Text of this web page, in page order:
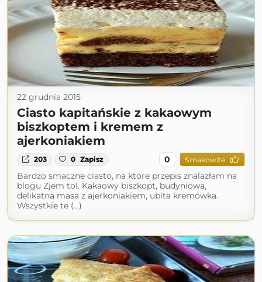
22 grudnia 2015
Ciasto kapitańskie z kakaowym
biszkoptem i kremem z
ajerkoniakiem
203 0 Zapisz 0 Smakowite
Bardzo smaczne ciasto, na które przepis znalazłam na
blogu Zjem to!. Kakaowy biszkopt, budyniowa,
delikatna masa z ajerkoniakiem, ubita kremówka.
Wszystkie te (...)